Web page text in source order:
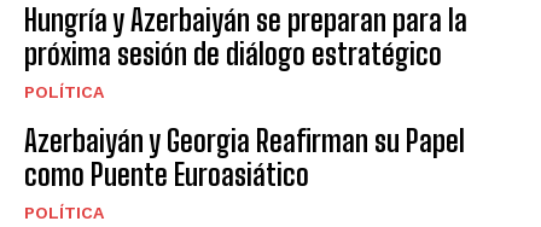
Hungría y Azerbaiyán se preparan para la
próxima sesión de diálogo estratégico
POLÍTICA
Azerbaiyán y Georgia Reafirman su Papel
como Puente Euroasiático
POLÍTICA